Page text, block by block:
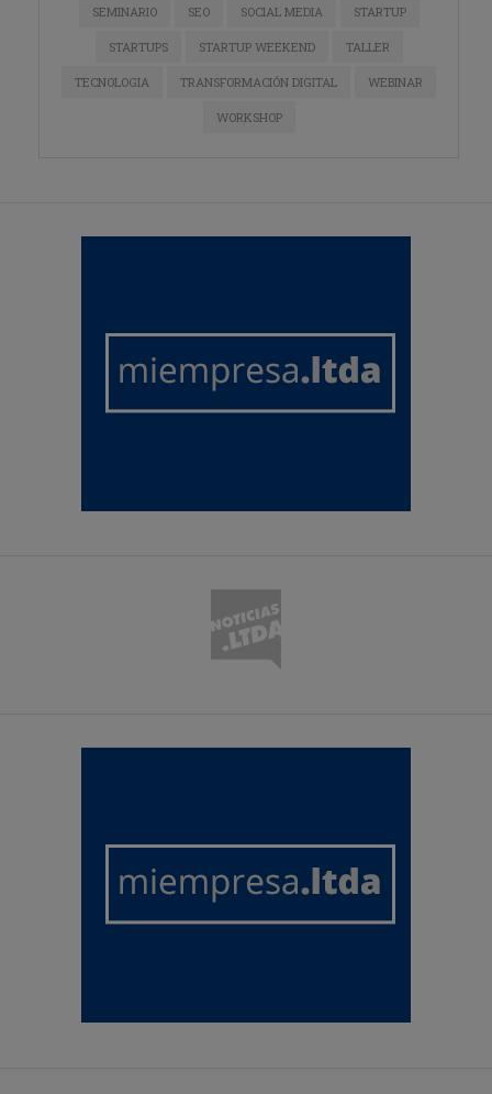
SEMINARIO SEO SOCIAL MEDIA STARTUP
STARTUPS STARTUP WEEKEND TALLER
TECNOLOGIA TRANSFORMACIÓN DIGITAL WEBINAR
WORKSHOP